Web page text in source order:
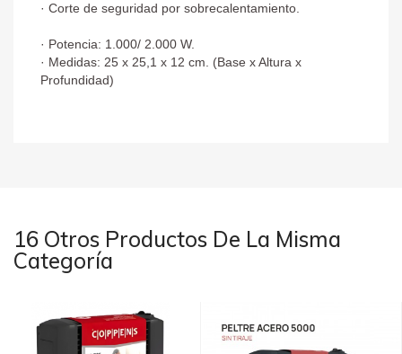
· Corte de seguridad por sobrecalentamiento.
· Potencia: 1.000/ 2.000 W.
· Medidas: 25 x 25,1 x 12 cm. (Base x Altura x
Profundidad)
16 Otros Productos De La Misma
Categoría